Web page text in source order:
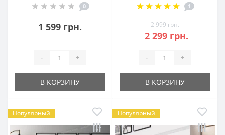
0
1 599 грн.
- +
В КОРЗИНУ
1
2 999 грн.
2 299 грн.
- +
В КОРЗИНУ
Популярный Популярный